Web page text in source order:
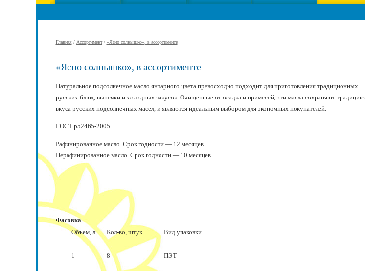
Главная/ Ассортимент/ «Ясно солнышко», в ассортименте
«Ясно солнышко», в ассортименте
Натуральное подсолнечное масло янтарного цвета превосходно подходит для приготовления традиционных
русских блюд, выпечки и холодных закусок. Очищенные от осадка и примесей, эти масла сохраняют традицию
вкуса русских подсолнечных масел, и являются идеальным выбором для экономных покупателей.
ГОСТ р52465-2005
Рафинированное масло. Срок годности — 12 месяцев.
Нерафинированное масло. Срок годности — 10 месяцев.
Фасовка
Объем, л Кол-во, штук Вид упаковки
1 8 ПЭТ